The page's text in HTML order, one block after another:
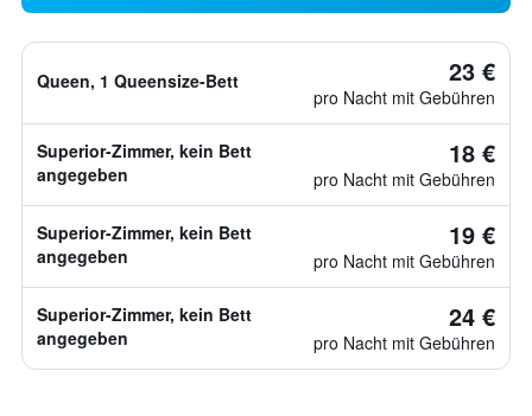
Queen, 1 Queensize-Bett 23 €
pro Nacht mit Gebühren
Superior-Zimmer, kein Bett
angegeben
18 €
pro Nacht mit Gebühren
Superior-Zimmer, kein Bett
angegeben
19 €
pro Nacht mit Gebühren
Superior-Zimmer, kein Bett
angegeben
24 €
pro Nacht mit Gebühren